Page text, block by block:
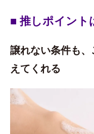
■ 推しポイント
譲れない条件も
えてくれる